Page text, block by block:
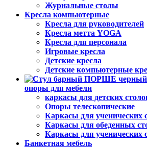
Журнальные столы
Кресла компьютерные
Кресла для руководителей
Кресла метта YOGA
Кресла для персонала
Игровые кресла
Детские кресла
Детские компьютерные
опоры для мебели
каркасы для детских
Опоры телескопические
Каркасы для ученических
Каркасы для обеденных
Каркасы для ученических
Банкетная мебель